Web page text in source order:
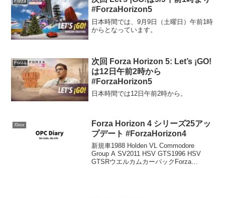
#ForzaHorizon5
日本時間では、9月9日（土曜日）午前1時
からとなっています。
Forza
次回 Forza Horizon 5: Let’s ¡GO!
は12日午前2時から
#ForzaHorizon5
日本時間では12日午前2時から。
Xbox
Forza Horizon 4 シリーズ25アッ
プデート #ForzaHorizon4
新規車1988 Holden VL Commodore
Group A SV2011 HSV GTS1996 HSV
GTSRウエルカムカーパックForza